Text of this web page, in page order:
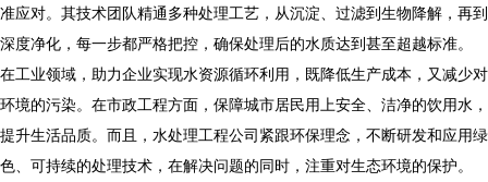
准应对。其技术团队精通多种处理工艺，从沉淀、过滤到生物降解，再到
深度净化，每一步都严格把控，确保处理后的水质达到甚至超越标准。
在工业领域，助力企业实现水资源循环利用，既降低生产成本，又减少对
环境的污染。在市政工程方面，保障城市居民用上安全、洁净的饮用水，
提升生活品质。而且，水处理工程公司紧跟环保理念，不断研发和应用绿
色、可持续的处理技术，在解决问题的同时，注重对生态环境的保护。